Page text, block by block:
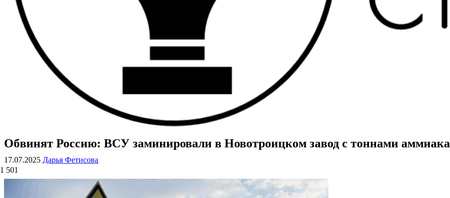
ВОЕННЫЕ СТРАНИЦЫ
СТАТЬИ ВОЕННОЙ ТЕМАТИКИ
Обвинят Россию: ВСУ заминировали в Новотроицком завод с тоннами аммиака
17.07.2025 Дарья Фетисова
1 501